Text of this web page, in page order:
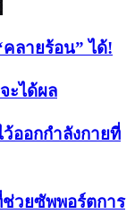
คลายร้อน” ได้!
ะได้ผล
ออกกำลังกายที่
วยซัพพอร์ตการ